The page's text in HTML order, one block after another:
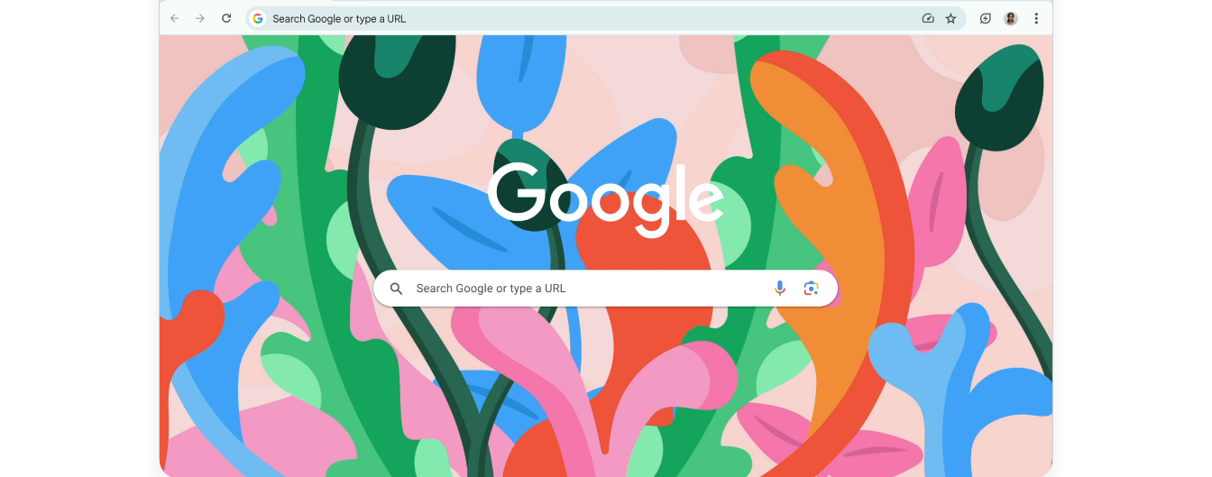
Це шв и
спосіб
робити будь-що в
Інтернеті
Максимальна
продуктивність
Продуктивність Chrome – наш пріоритет. Оптимізуйте роботу
вебпереглядача за допомогою таких функцій, як режим
енергозбереження й заощадження пам’яті.